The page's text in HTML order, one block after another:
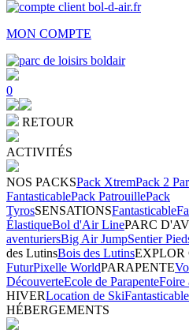
MON COMPTE
0
RETOUR
ACTIVITÉS
NOS PACKSPack XtremPack 2
FantasticablePack PatrouillePack
TyrosSENSATIONSFantasticable
ÉlastiqueBol d'Air LinePARC
aventuriersBig Air JumpSentier
des LutinsBois des LutinsEXPLOR
FuturPixelle WorldPARAPENTE
DécouverteEcole de ParapenteFoire
HIVERLocation de SkiFantasticable
HÉBERGEMENTS